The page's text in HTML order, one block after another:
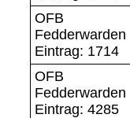
OFB
Fedderwarden
Eintrag: 1714
OFB
Fedderwarden
Eintrag: 4285